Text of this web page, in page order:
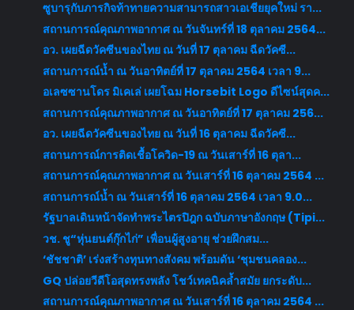
ซูบารุกับภารกิจท้าทายความสามารถสาวเอเชียยุคใหม่ รา...
สถานการณ์คุณภาพอากาศ ณ วันจันทร์ที่ 18 ตุลาคม 2564...
อว. เผยฉีดวัคซีนของไทย ณ วันที่ 17 ตุลาคม ฉีดวัคซี...
สถานการณ์น้ำ ณ วันอาทิตย์ที่ 17 ตุลาคม 2564 เวลา 9...
อเลซซานโดร มิเคเล่ เผยโฉม Horsebit Logo ดีไซน์สุดค...
สถานการณ์คุณภาพอากาศ ณ วันอาทิตย์ที่ 17 ตุลาคม 256...
อว. เผยฉีดวัคซีนของไทย ณ วันที่ 16 ตุลาคม ฉีดวัคซี...
สถานการณ์การติดเชื้อโควิด-19 ณ วันเสาร์ที่ 16 ตุลา...
สถานการณ์คุณภาพอากาศ ณ วันเสาร์ที่ 16 ตุลาคม 2564 ...
สถานการณ์น้ำ ณ วันเสาร์ที่ 16 ตุลาคม 2564 เวลา 9.0...
รัฐบาลเดินหน้าจัดทำพระไตรปิฎก ฉบับภาษาอังกฤษ (Tipi...
วช. ชู“หุ่นยนต์กุ๊กไก่” เพื่อนผู้สูงอายุ ช่วยฝึกสม...
‘ชัชชาติ’ เร่งสร้างทุนทางสังคม พร้อมดัน ‘ชุมชนคลอง...
GQ ปล่อยวีดีโอสุดทรงพลัง โชว์เทคนิคล้ำสมัย ยกระดับ...
สถานการณ์คุณภาพอากาศ ณ วันเสาร์ที่ 16 ตุลาคม 2564 ...